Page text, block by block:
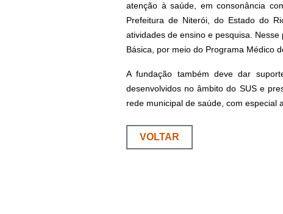
atenção à saúde, em consonância
Prefeitura de Niterói, do Estado do
atividades de ensino e pesquisa.
Básica, por meio do Programa Médico
A fundação também deve dar
desenvolvidos no âmbito do SUS e
rede municipal de saúde, com especial
VOLTAR